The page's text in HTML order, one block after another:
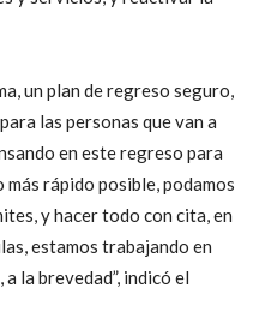
un plan de regreso seguro,
las personas que van a
en este regreso para
más rápido posible, podamos
y hacer todo con cita, en
estamos trabajando en
la brevedad”, indicó el